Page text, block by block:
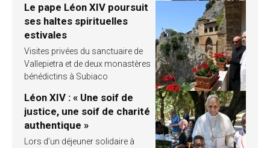
Le pape Léon XIV poursuit
ses haltes spirituelles
estivales
Visites privées du sanctuaire de
Vallepietra et de deux monastères
bénédictins à Subiaco
Léon XIV : « Une soif de
justice, une soif de charité
authentique »
Lors d’un déjeuner solidaire à